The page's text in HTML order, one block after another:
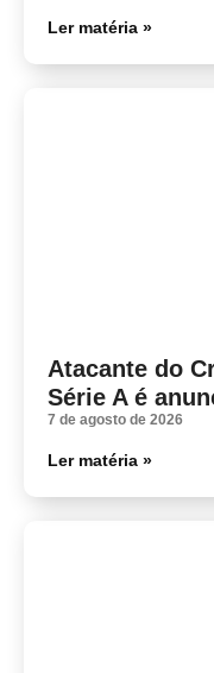
Ler matéria »
Atacante do
Série A é
7 de agosto de 2026
Ler matéria »